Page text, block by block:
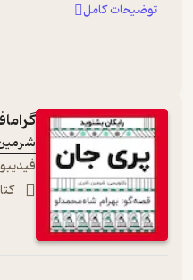
توضیحات کامل
فیدیبو